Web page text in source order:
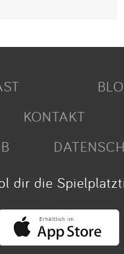
KONTAKT
dir die